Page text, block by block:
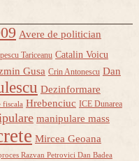
Avere de politician
Tariceanu Catalin Voicu
Gusa Crin Antonescu Dan
Dezinformare
fiscala Hrebenciuc ICE Dunarea
manipulare mass
Mircea Geoana
Razvan Petrovici Dan Badea